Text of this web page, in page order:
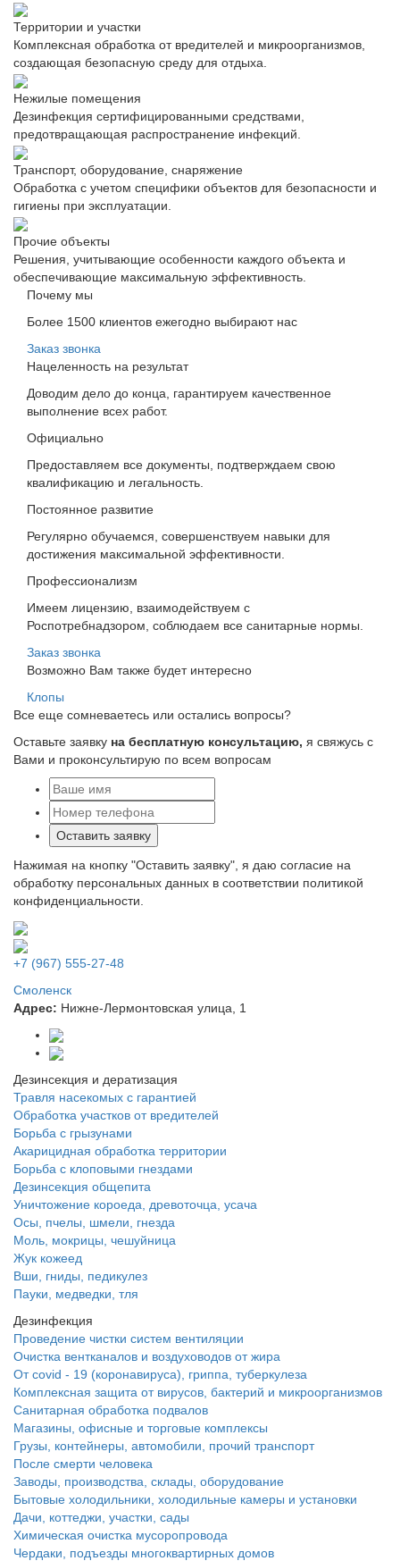
Территории и участки
Комплексная обработка от вредителей и микроорганизмов,
создающая безопасную среду для отдыха.
Нежилые помещения
Дезинфекция сертифицированными средствами,
предотвращающая распространение инфекций.
Транспорт, оборудование, снаряжение
Обработка с учетом специфики объектов для безопасности и
гигиены при эксплуатации.
Прочие объекты
Решения, учитывающие особенности каждого объекта и
обеспечивающие максимальную эффективность.
Почему мы
Более 1500 клиентов ежегодно выбирают нас
Заказ звонка
Нацеленность на результат
Доводим дело до конца, гарантируем качественное
выполнение всех работ.
Официально
Предоставляем все документы, подтверждаем свою
квалификацию и легальность.
Постоянное развитие
Регулярно обучаемся, совершенствуем навыки для
достижения максимальной эффективности.
Профессионализм
Имеем лицензию, взаимодействуем с
Роспотребнадзором, соблюдаем все санитарные нормы.
Заказ звонка
Возможно Вам также будет интересно
Клопы
Все еще сомневаетесь или остались вопросы?
Оставьте заявку на бесплатную консультацию, я свяжусь с
Вами и проконсультирую по всем вопросам
Оставить заявку
Нажимая на кнопку "Оставить заявку", я даю согласие на
обработку персональных данных в соответствии политикой
конфиденциальности.
+7 (967) 555-27-48
Смоленск
Адрес: Нижне-Лермонтовская улица, 1
Дезинсекция и дератизация
Травля насекомых с гарантией
Обработка участков от вредителей
Борьба с грызунами
Акарицидная обработка территории
Борьба с клоповыми гнездами
Дезинсекция общепита
Уничтожение короеда, древоточца, усача
Осы, пчелы, шмели, гнезда
Моль, мокрицы, чешуйница
Жук кожеед
Вши, гниды, педикулез
Пауки, медведки, тля
Дезинфекция
Проведение чистки систем вентиляции
Очистка вентканалов и воздуховодов от жира
От covid - 19 (коронавируса), гриппа, туберкулеза
Комплексная защита от вирусов, бактерий и микроорганизмов
Санитарная обработка подвалов
Магазины, офисные и торговые комплексы
Грузы, контейнеры, автомобили, прочий транспорт
После смерти человека
Заводы, производства, склады, оборудование
Бытовые холодильники, холодильные камеры и установки
Дачи, коттеджи, участки, сады
Химическая очистка мусоропровода
Чердаки, подъезды многоквартирных домов